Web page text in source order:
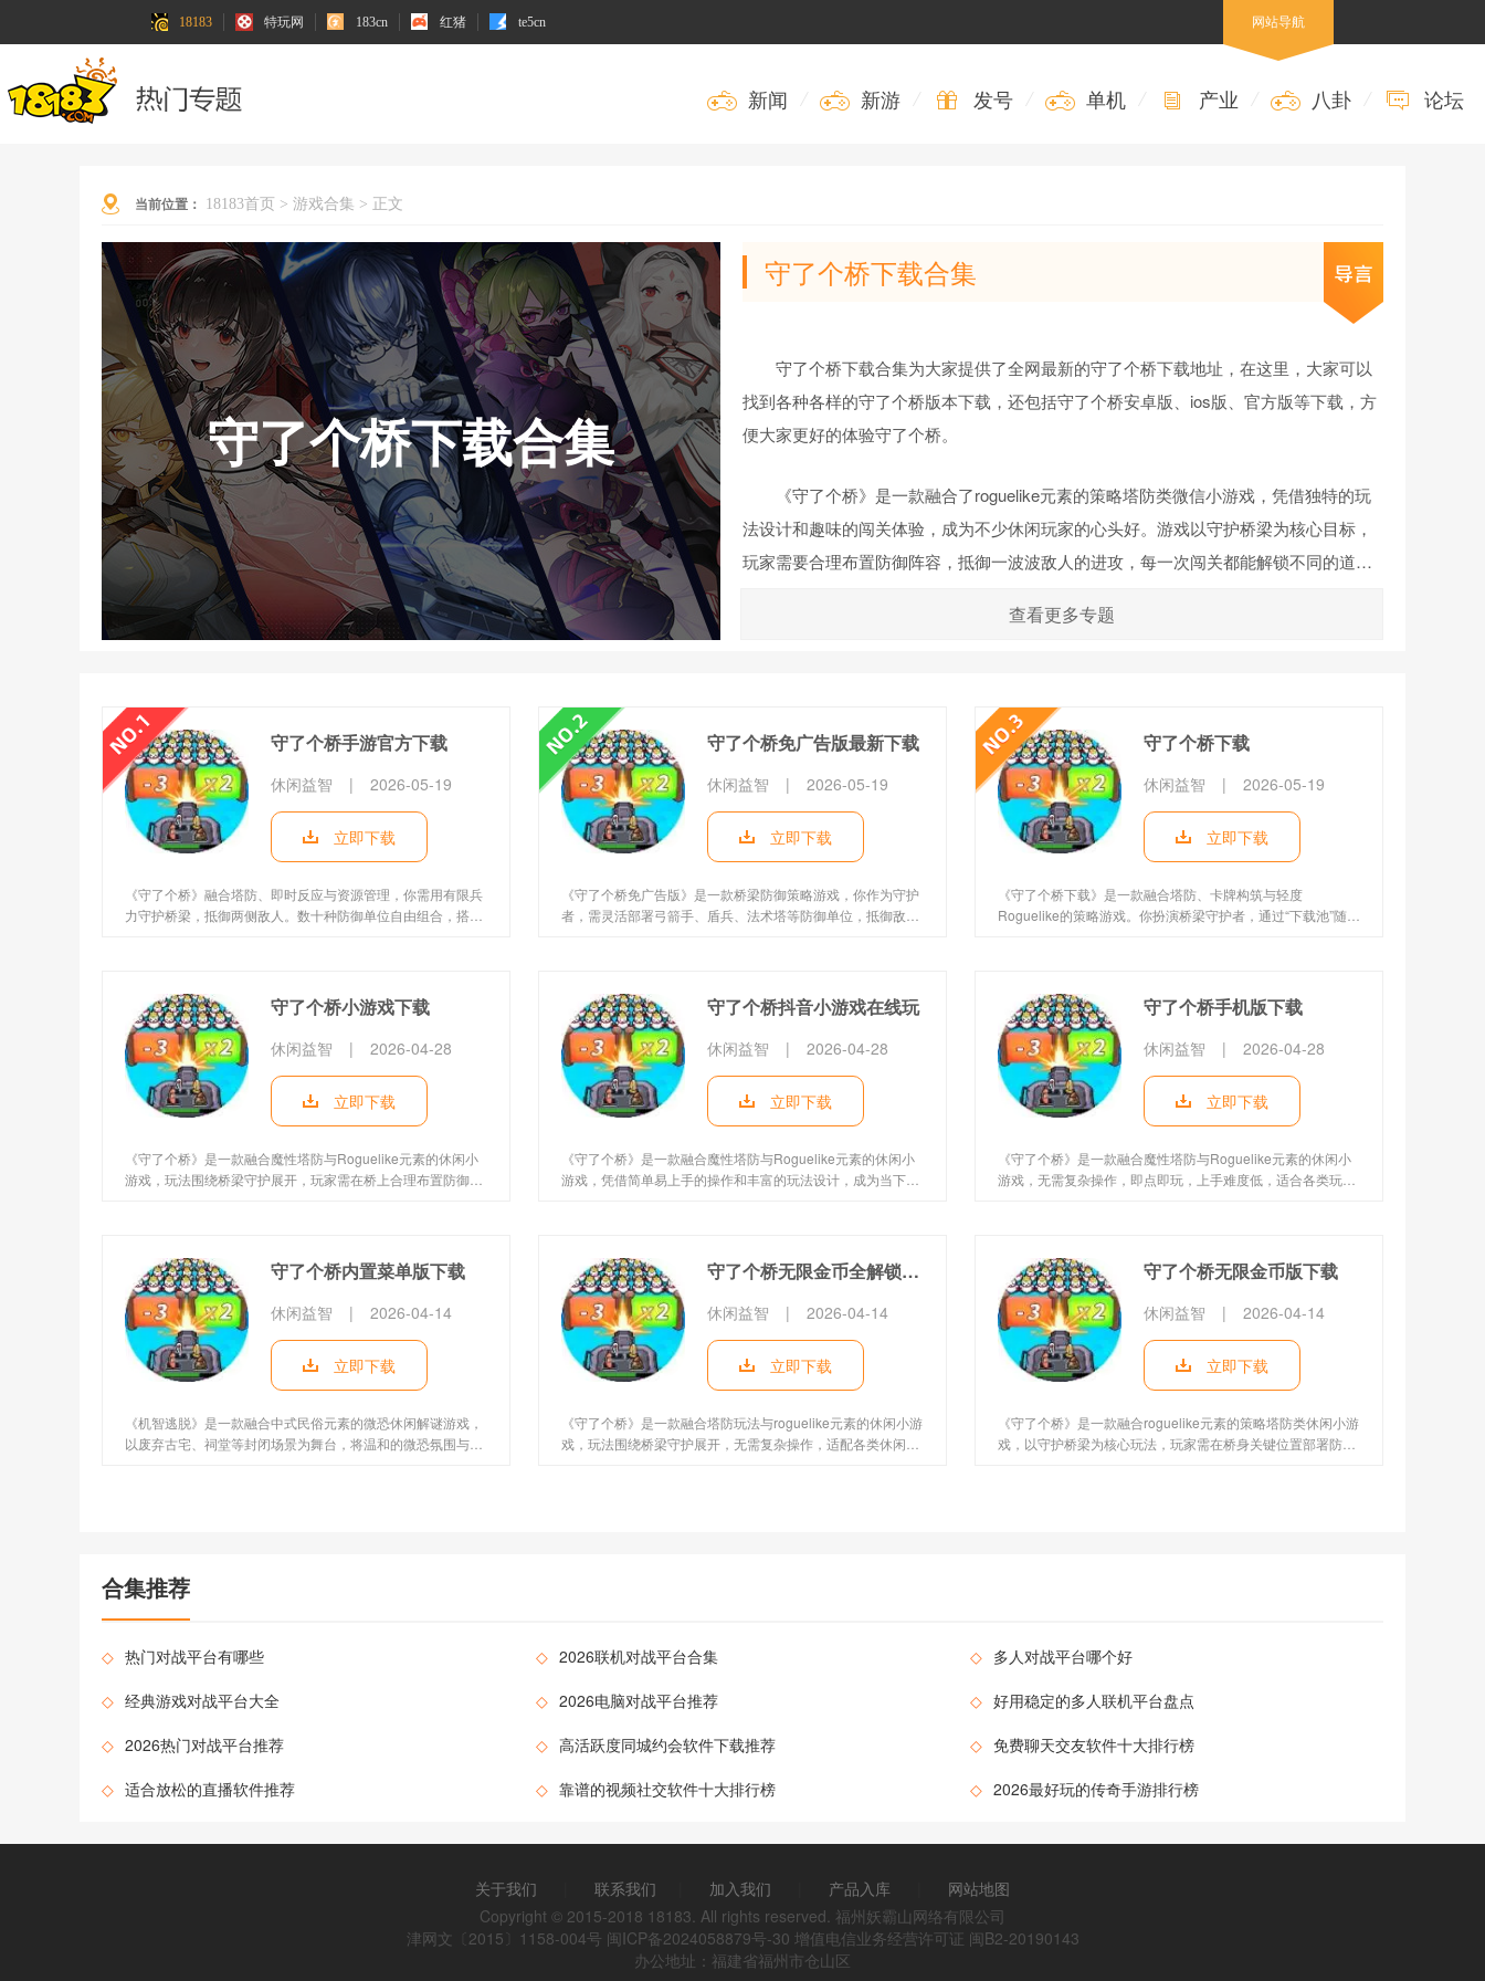
18183 特玩网 183cn 红猪 te5cn 网站导航
新闻 / 新游 / 发号 / 单机 / 产业 / 八卦 / 论坛
当前位置： 18183首页 > 游戏合集 > 正文
守了个桥下载合集
守了个桥下载合集
守了个桥下载合集为大家提供了全网最新的守了个桥下载地址，在这里，大家可以
找到各种各样的守了个桥版本下载，还包括守了个桥安卓版、ios版、官方版等下载，方
便大家更好的体验守了个桥。
《守了个桥》是一款融合了roguelike元素的策略塔防类微信小游戏，凭借独特的玩
法设计和趣味的闯关体验，成为不少休闲玩家的心头好。游戏以守护桥梁为核心目标，
玩家需要合理布置防御阵容，抵御一波波敌人的进攻，每一次闯关都能解锁不同的道具
力，又能带来充满新鲜感的游玩感受，无论是碎片时间的休闲游玩，还是沉浸式的闯关
查看更多专题
守了个桥手游官方下载
休闲益智 | 2026-05-19
立即下载
《守了个桥》融合塔防、即时反应与资源管理，你需用有限兵
力守护桥梁，抵御两侧敌人。数十种防御单位自由组合，搭配
守了个桥免广告版最新下载
休闲益智 | 2026-05-19
立即下载
《守了个桥免广告版》是一款桥梁防御策略游戏，你作为守护
者，需灵活部署弓箭手、盾兵、法术塔等防御单位，抵御敌人
守了个桥下载
休闲益智 | 2026-05-19
立即下载
《守了个桥下载》是一款融合塔防、卡牌构筑与轻度
Roguelike的策略游戏。你扮演桥梁守护者，通过“下载池”随机
守了个桥小游戏下载
休闲益智 | 2026-04-28
立即下载
《守了个桥》是一款融合魔性塔防与Roguelike元素的休闲小
游戏，玩法围绕桥梁守护展开，玩家需在桥上合理布置防御、
拉满，兼顾策略性与休闲性，适合各年龄段玩家，是当下热门
的轻量级休闲游戏，区别于其他同名作品，以独特的玩法组合
收获了大量玩家喜爱。 《守了个桥》游戏介绍 1. 玩法以守护
桥梁为核心目标，玩家需布置各类防御单位，抵御一波波敌人
进攻，
守了个桥抖音小游戏在线玩
休闲益智 | 2026-04-28
立即下载
《守了个桥》是一款融合魔性塔防与Roguelike元素的休闲小
游戏，凭借简单易上手的操作和丰富的玩法设计，成为当下热
即玩无需复杂操作，随机性的玩法设计让每一局《守了个桥》
都有全新体验，无论是休闲玩家还是策略爱好者，都能在这款
游戏中找到轻松愉悦的游玩感受，同时精准区分其他同名游
戏，打造专属的守桥乐趣。 《守了个桥》游戏介绍 1. 融合魔
性塔防与
守了个桥手机版下载
休闲益智 | 2026-04-28
立即下载
《守了个桥》是一款融合魔性塔防与Roguelike元素的休闲小
游戏，无需复杂操作，即点即玩，上手难度低，适合各类玩家
求，又不会占用过多时间，随机性的玩法设计让每一局游戏都
有不同体验，清屏时的爽感更是让人欲罢不能，画风明快、怪
物造型趣味十足，成为当下备受欢迎的休闲小游戏之一。 《守
了个桥》游戏介绍 1. 《守了个桥》是一款主打休闲娱乐的塔防
类小
守了个桥内置菜单版下载
休闲益智 | 2026-04-14
立即下载
《机智逃脱》是一款融合中式民俗元素的微恐休闲解谜游戏，
以废弃古宅、祠堂等封闭场景为舞台，将温和的微恐氛围与烧
的关卡，每一关都藏着细节满满的线索，让玩家在探索中收获
守了个桥无限金币全解锁版下载
休闲益智 | 2026-04-14
立即下载
《守了个桥》是一款融合塔防玩法与roguelike元素的休闲小游
戏，玩法围绕桥梁守护展开，无需复杂操作，适配各类休闲玩
守了个桥无限金币版下载
休闲益智 | 2026-04-14
立即下载
《守了个桥》是一款融合roguelike元素的策略塔防类休闲小游
戏，以守护桥梁为核心玩法，玩家需在桥身关键位置部署防御
合集推荐
◇ 热门对战平台有哪些 ◇ 2026联机对战平台合集 ◇ 多人对战平台哪个好
◇ 经典游戏对战平台大全 ◇ 2026电脑对战平台推荐 ◇ 好用稳定的多人联机平台盘点
◇ 2026热门对战平台推荐 ◇ 高活跃度同城约会软件下载推荐 ◇ 免费聊天交友软件十大排行榜
◇ 适合放松的直播软件推荐 ◇ 靠谱的视频社交软件十大排行榜 ◇ 2026最好玩的传奇手游排行榜
关于我们 联系我们 加入我们 产品入库
网站地图
Copyright © 2015-2018 18183. All rights reserved. 福州妖霸山网络有限公司
津网文〔2015〕1158-004号 闽ICP备2024058879号-30 增值电信业务经营许可证 闽B2-20190143
办公地址：福建省福州市仓山区